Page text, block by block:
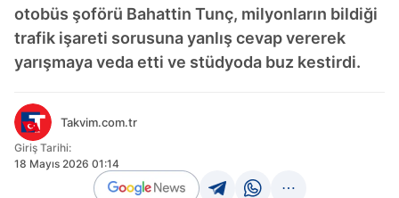
otobüs şoförü Bahattin Tunç, milyonların bildiği
trafik işareti sorusuna yanlış cevap vererek
yarışmaya veda etti ve stüdyoda buz kestirdi.
Takvim.com.tr
Giriş Tarihi:
18 Mayıs 2026 01:14